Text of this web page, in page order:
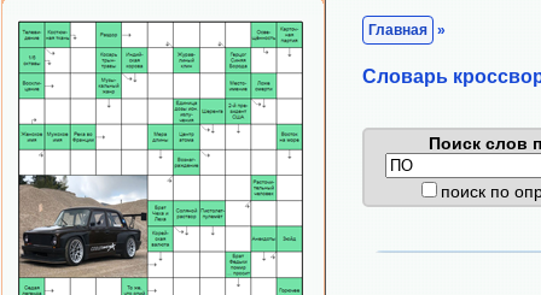
Главная »
Cловарь
Поиск слов
поиск по